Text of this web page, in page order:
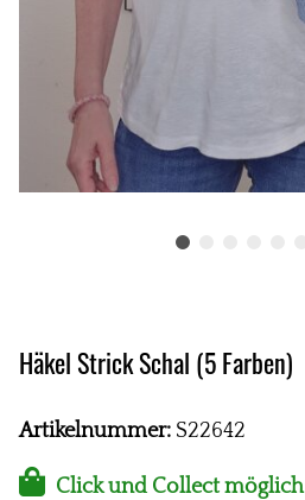
Häkel Strick Schal (5 Farben)
Artikelnummer: S22642
Click und Collect möglich